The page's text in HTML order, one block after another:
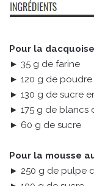
Pour la dacquoise
► 35 g de farine
► 120 g de poudre
► 130 g de sucre
► 175 g de blancs
► 60 g de sucre
Pour la mousse
► 250 g de pulpe